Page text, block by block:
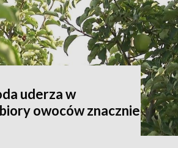
uderza w
owoców znacznie